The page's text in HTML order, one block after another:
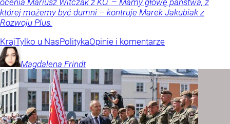
ocenia Mariusz Witczak z KO. – Mamy głowę państwa, z
której możemy być dumni – kontruje Marek Jakubiak z
Rozwoju Plus.
KrajTylko u NasPolitykaOpinie i komentarze
Magdalena Frindt